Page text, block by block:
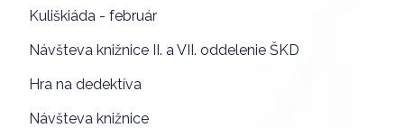
Kuliškiáda - február
Návšteva knižnice II. a VII. oddelenie ŠKD
Hra na dedektíva
Návšteva knižnice